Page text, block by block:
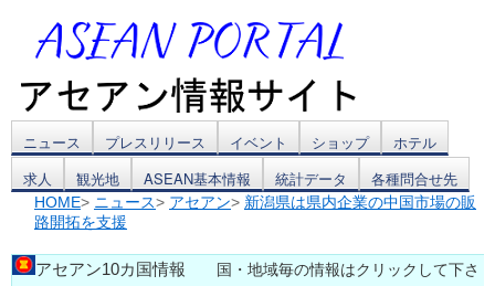
コ
ン
テ
ン
ニュース プレスリリース イベント ショップ
ホテル
求人
観光地 ASEAN基本情報 統計データ 各種問合せ先
HOME> ニュース> アセアン> 新潟県は県内企業の中国市場の販
路開拓を支援
アセアン10カ国情報 国・地域毎の情報はクリックして下さ